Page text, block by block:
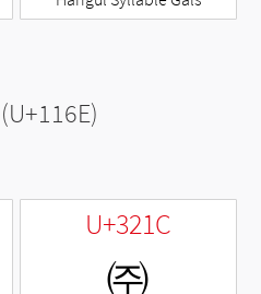
U+321C
㈜